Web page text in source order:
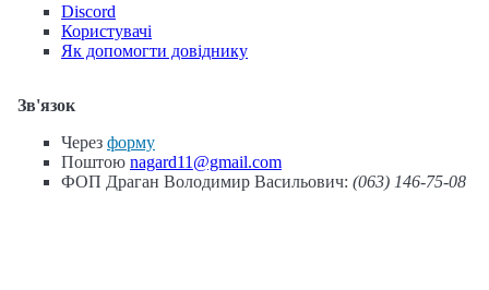
Discord
Користувачі
Як допомогти довіднику
Зв'язок
Через форму
Поштою nagard11@gmail.com
ФОП Драган Володимир Васильович: (063) 146-75-08